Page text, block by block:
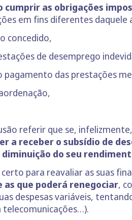
cumprir as obrigações
em fins diferentes daquele
concedido,
de desemprego
pagamento das prestações
referir que se,
a receber o subsídio de
do seu
para reavaliar as suas
as que poderá renegociar,
despesas variáveis,
telecomunicações…).